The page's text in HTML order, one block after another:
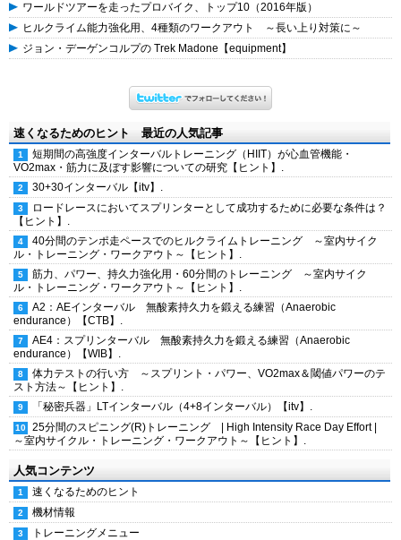
ワールドツアーを走ったプロバイク、トップ10（2016年版）
ヒルクライム能力強化用、4種類のワークアウト ～長い上り対策に～
ジョン・デーゲンコルプの Trek Madone【equipment】
速くなるためのヒント 最近の人気記事
短期間の高強度インターバルトレーニング（HIIT）が心血管機能・
VO2max・筋力に及ぼす影響についての研究【ヒント】.
30+30インターバル【itv】.
ロードレースにおいてスプリンターとして成功するために必要な条件は？
【ヒント】.
40分間のテンポ走ペースでのヒルクライムトレーニング ～室内サイク
ル・トレーニング・ワークアウト～【ヒント】.
筋力、パワー、持久力強化用・60分間のトレーニング ～室内サイク
ル・トレーニング・ワークアウト～【ヒント】.
A2：AEインターバル 無酸素持久力を鍛える練習（Anaerobic
endurance）【CTB】.
AE4：スプリンターバル 無酸素持久力を鍛える練習（Anaerobic
endurance）【WIB】.
体力テストの行い方 ～スプリント・パワー、VO2max＆閾値パワーのテ
スト方法～【ヒント】.
「秘密兵器」LTインターバル（4+8インターバル）【itv】.
25分間のスピニング(R)トレーニング | High Intensity Race Day Effort |
～室内サイクル・トレーニング・ワークアウト～【ヒント】.
人気コンテンツ
速くなるためのヒント
機材情報
トレーニングメニュー